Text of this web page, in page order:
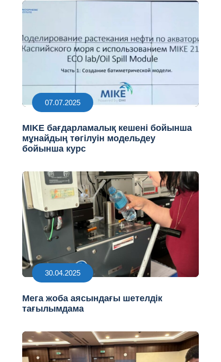
07.07.2025
MIKE бағдарламалық кешені бойынша
мұнайдың төгілуін модельдеу
бойынша курс
30.04.2025
Мега жоба аясындағы шетелдік
тағылымдама